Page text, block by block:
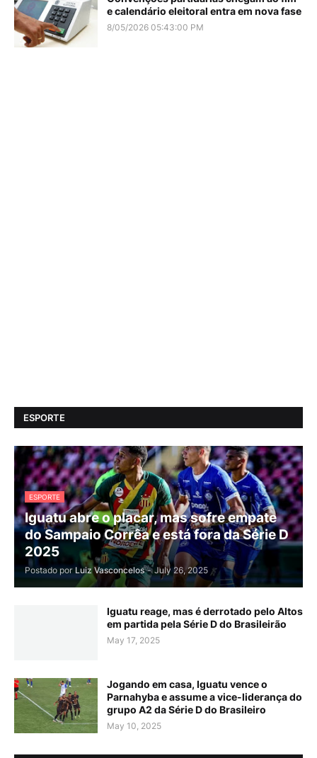
e calendário eleitoral entra em nova fase
8/05/2026 05:43:00 PM
ESPORTE
ESPORTE
Iguatu abre o placar, mas sofre empate
do Sampaio Corrêa e está fora da Série D
2025
Postado por Luiz Vasconcelos - July 26, 2025
Iguatu reage, mas é derrotado pelo Altos
em partida pela Série D do Brasileirão
May 17, 2025
Jogando em casa, Iguatu vence o
Parnahyba e assume a vice-liderança do
grupo A2 da Série D do Brasileiro
May 10, 2025